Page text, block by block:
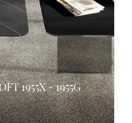
1955X - 1955G